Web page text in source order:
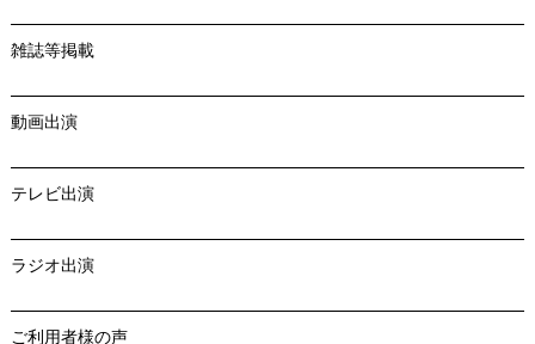
雑誌等掲載
動画出演
テレビ出演
ラジオ出演
ご利用者様の声